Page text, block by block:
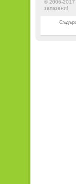
© 2006-2017
запазени!